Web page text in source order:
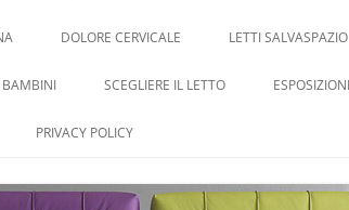
DOLORE CERVICALE LETTI SALVASPAZIO
BAMBINI SCEGLIERE IL LETTO
PRIVACY POLICY